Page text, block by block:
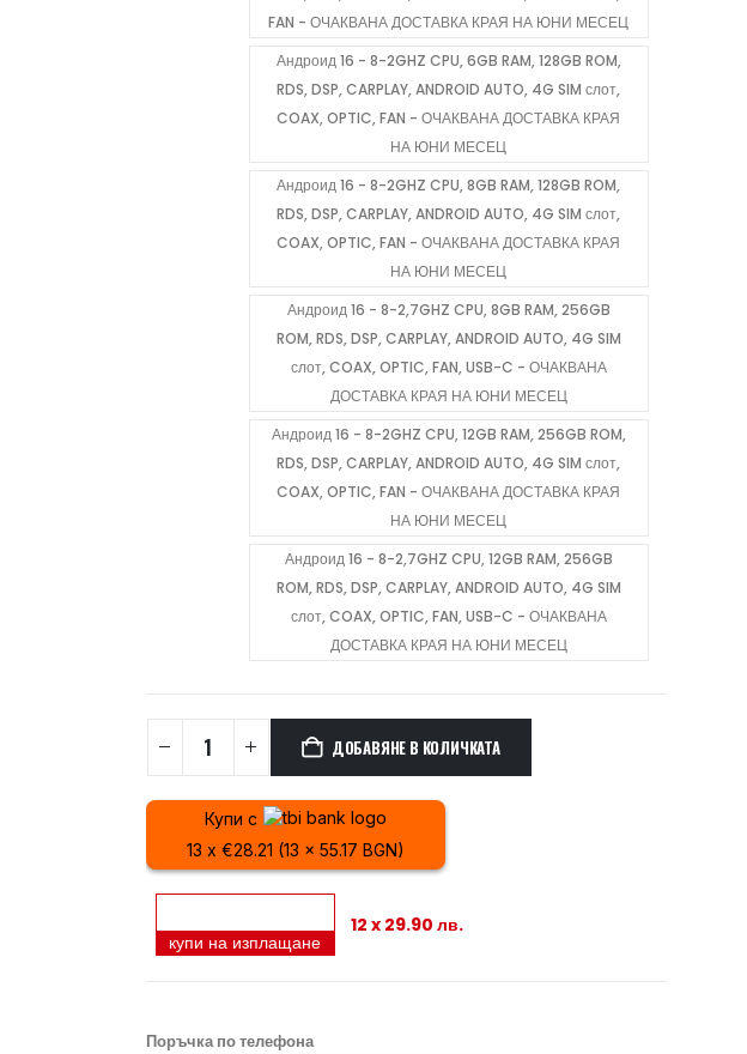
FAN - ОЧАКВАНА ДОСТАВКА КРАЯ НА ЮНИ МЕСЕЦ
Андроид 16 - 8-2GHZ CPU, 6GB RAM, 128GB ROM,
RDS, DSP, CARPLAY, ANDROID AUTO, 4G SIM слот,
COAX, OPTIC, FAN - ОЧАКВАНА ДОСТАВКА КРАЯ
НА ЮНИ МЕСЕЦ
Андроид 16 - 8-2GHZ CPU, 8GB RAM, 128GB ROM,
RDS, DSP, CARPLAY, ANDROID AUTO, 4G SIM слот,
COAX, OPTIC, FAN - ОЧАКВАНА ДОСТАВКА КРАЯ
НА ЮНИ МЕСЕЦ
Андроид 16 - 8-2,7GHZ CPU, 8GB RAM, 256GB
ROM, RDS, DSP, CARPLAY, ANDROID AUTO, 4G SIM
слот, COAX, OPTIC, FAN, USB-C - ОЧАКВАНА
ДОСТАВКА КРАЯ НА ЮНИ МЕСЕЦ
Андроид 16 - 8-2GHZ CPU, 12GB RAM, 256GB ROM,
RDS, DSP, CARPLAY, ANDROID AUTO, 4G SIM слот,
COAX, OPTIC, FAN - ОЧАКВАНА ДОСТАВКА КРАЯ
НА ЮНИ МЕСЕЦ
Андроид 16 - 8-2,7GHZ CPU, 12GB RAM, 256GB
ROM, RDS, DSP, CARPLAY, ANDROID AUTO, 4G SIM
слот, COAX, OPTIC, FAN, USB-C - ОЧАКВАНА
ДОСТАВКА КРАЯ НА ЮНИ МЕСЕЦ
ДОБАВЯНЕ В КОЛИЧКАТА
Купи с
13 x €28.21 (13 x 55.17 BGN)
купи на изплащане
12 x 29.90 лв.
Поръчка по телефона